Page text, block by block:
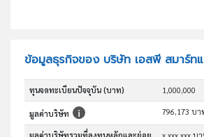
ข้อมูลธุรกิจของ บริษัท เอสพี สมาร์ท
ทุนจดทะเบียนปัจจุบัน (บาท) 1,000,000
มูลค่าบริษัท 796,173 บ